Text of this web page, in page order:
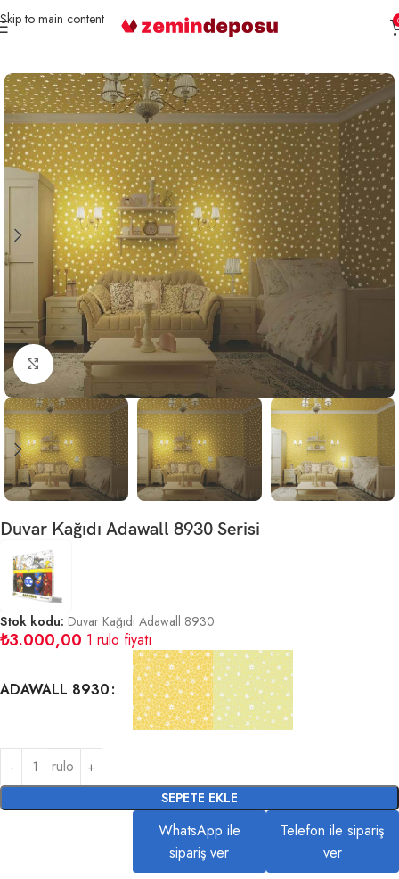
Skip to main content
Büyütmek için tıklayın
Duvar Kağıdı Adawall 8930 Serisi
Stok kodu: Duvar Kağıdı Adawall 8930
₺3.000,00 1 rulo fiyatı
ADAWALL 8930
rulo
SEPETE EKLE
WhatsApp ile
sipariş ver
Telefon ile sipariş
ver